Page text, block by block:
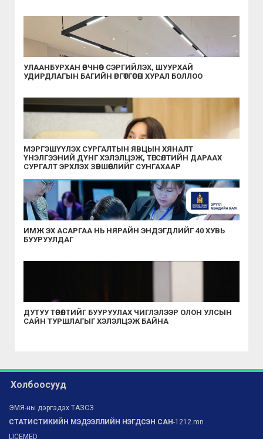
УЛААНБУРХАН ӨВЧНӨӨС СЭРГИЙЛЭХ, ШУУРХАЙ
УДИРДЛАГЫН БАГИЙН ӨРГӨТГӨСӨН ХУРАЛ БОЛЛОО
МЭРГЭШҮҮЛЭХ СУРГАЛТЫН ЯВЦЫН ХЯНАЛТ
ҮНЭЛГЭЭНИЙ ДҮНГ ХЭЛЭЛЦЭЖ, ТӨГСӨЛТИЙН ДАРААХ
СУРГАЛТ ЭРХЛЭХ ЗӨВШӨӨРЛИЙГ СУНГАХААР
ИМЖ ЭХ АСАРГАА НЬ НЯРАЙН ЭНДЭГДЛИЙГ 40 ХУВЬ
БУУРУУЛДАГ
ДУТУУ ТӨРӨЛТИЙГ БУУРУУЛАХ ЧИГЛЭЛЭЭР ОЛОН УЛСЫН
САЙН ТУРШЛАГЫГ ХЭЛЭЛЦЭЖ БАЙНА
Холбоосууд
ЭМЯ-ны дэргэдэх ТАЗСЗ
СТАТИСТИКИЙН МЭДЭЭЛЛИЙН НЭГДСЭН САН-1212.mn
LICEMED